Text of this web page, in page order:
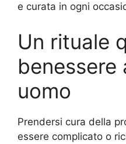
e curata in ogni
Un rituale
benessere
uomo
Prendersi cura della
essere complicato o